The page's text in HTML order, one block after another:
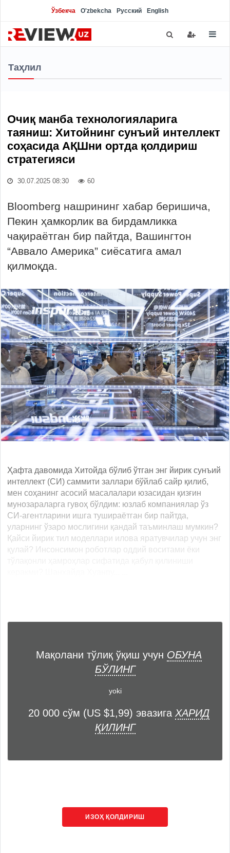
Ўзбекча O'zbekcha Русский English
Таҳлил
Очиқ манба технологияларига
таяниш: Хитойнинг сунъий интеллект
соҳасида АҚШни ортда қолдириш
стратегияси
30.07.2025 08:30 60
Bloomberg нашрининг хабар беришича,
Пекин ҳамкорлик ва бирдамликка
чақираётган бир пайтда, Вашингтон
“Аввало Америка” сиёсатига амал
қилмоқда.
Ҳафта давомида Хитойда бўлиб ўтган энг йирик сунъий
интеллект (СИ) саммити заллари бўйлаб сайр қилиб,
мен соҳанинг асосий масалалари юзасидан қизғин
мунозараларга гувоҳ бўлдим: юзлаб компаниялар ўз
СИ-агентларини ишга тушираётган бир пайтда,
уларнинг ўзаро мослигини қандай таъминлаш мумкин?
Қайси йирик тил моделлари илова яратувчилар учун энг
қулай? Инсонсимон роботлар оддий воситами ёки
Мақолани тўлиқ ўқиш учун ОБУНА
БЎЛИНГ
yoki
20 000 сўм (US $1,99) эвазига ХАРИД
ҚИЛИНГ
ИЗОҲ ҚОЛДИРИШ